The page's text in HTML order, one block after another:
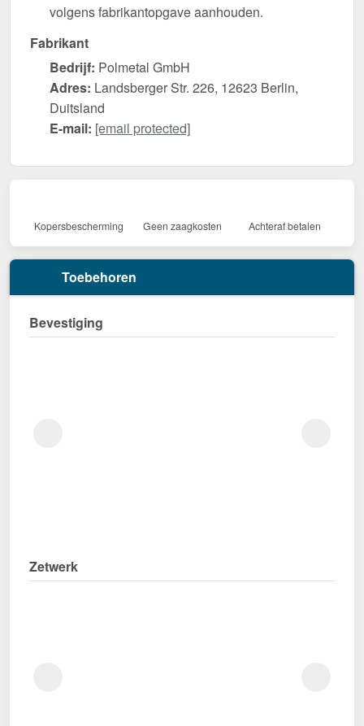
volgens fabrikantopgave aanhouden.
Fabrikant
Bedrijf: Polmetal GmbH
Adres: Landsberger Str. 226, 12623 Berlin,
Duitsland
E-mail: [email protected]
Kopersbescherming Geen zaagkosten Achteraf betalen
Toebehoren
Bevestiging
Zetwerk